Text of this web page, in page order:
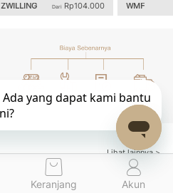
ZWILLING
Dari Rp104.000
WMF
Lihat lainnya >
Keranjang Akun